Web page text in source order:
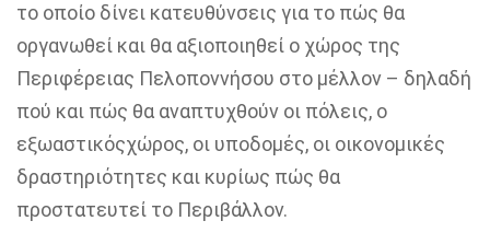
το οποίο δίνει κατευθύνσεις για το πώς θα
οργανωθεί και θα αξιοποιηθεί ο χώρος της
Περιφέρειας Πελοποννήσου στο μέλλον – δηλαδή
πού και πώς θα αναπτυχθούν οι πόλεις, ο
εξωαστικόςχώρος, οι υποδομές, οι οικονομικές
δραστηριότητες και κυρίως πώς θα
προστατευτεί το Περιβάλλον.